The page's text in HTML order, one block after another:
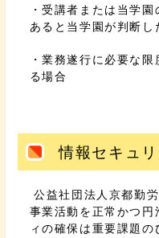
・受講者または当学
あると当学園が判断し
・業務遂行に必要な
る場合
情報セキュ
公益社団法人京都勤
事業活動を正常かつ円
ィの確保は重要課題